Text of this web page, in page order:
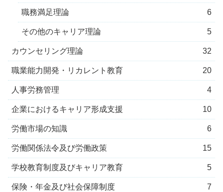
職務満足理論 6
その他のキャリア理論 5
カウンセリング理論 32
職業能力開発・リカレント教育 20
人事労務管理 4
企業におけるキャリア形成支援 10
労働市場の知識 6
労働関係法令及び労働政策 15
学校教育制度及びキャリア教育 5
保険・年金及び社会保障制度 7